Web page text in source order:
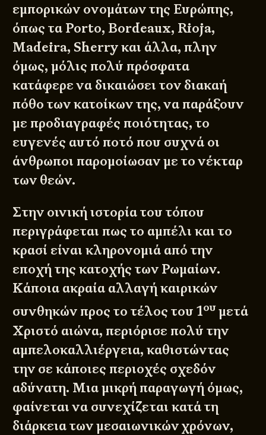
εμπορικών ονομάτων της Ευρώπης,
όπως τα Porto, Bordeaux, Rioja,
Madeira, Sherry και άλλα, πλην
όμως, μόλις πολύ πρόσφατα
κατάφερε να δικαιώσει τον διακαή
πόθο των κατοίκων της, να παράξουν
με προδιαγραφές ποιότητας, το
ευγενές αυτό ποτό που συχνά οι
άνθρωποι παρομοίωσαν με το νέκταρ
των θεών.
Στην οινική ιστορία του τόπου
περιγράφεται πως το αμπέλι και το
κρασί είναι κληρονομιά από την
εποχή της κατοχής των Ρωμαίων.
Κάποια ακραία αλλαγή καιρικών
συνθηκών προς το τέλος του 1ουμετά
Χριστό αιώνα, περιόρισε πολύ την
αμπελοκαλλιέργεια, καθιστώντας
την σε κάποιες περιοχές σχεδόν
αδύνατη. Μια μικρή παραγωγή όμως,
φαίνεται να συνεχίζεται κατά τη
διάρκεια των μεσαιωνικών χρόνων,